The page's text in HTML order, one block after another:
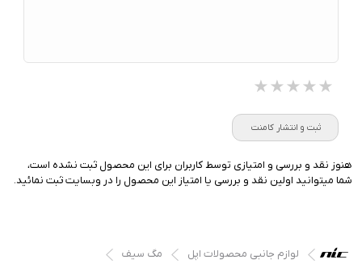
★★★★★
★★★★★
★★★★★
ثبت و انتشار کامنت
هنوز نقد و بررسی و امتیازی توسط کاربران برای این محصول ثبت نشده است،
شما میتوانید اولین نقد و بررسی یا امتیاز این محصول را در وبسایت ثبت نمائید.
لوازم جانبی محصولات اپل مگ سیف